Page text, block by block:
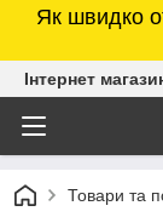
Як швидко
Інтернет
Товари та